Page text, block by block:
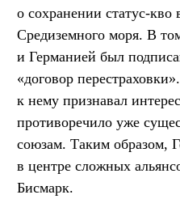
о сохранении статус-кво
Средиземного моря. В
и Германией был
«договор
к нему признавал
противоречило уже
союзам. Таким образом,
в центре сложных
Бисмарк.